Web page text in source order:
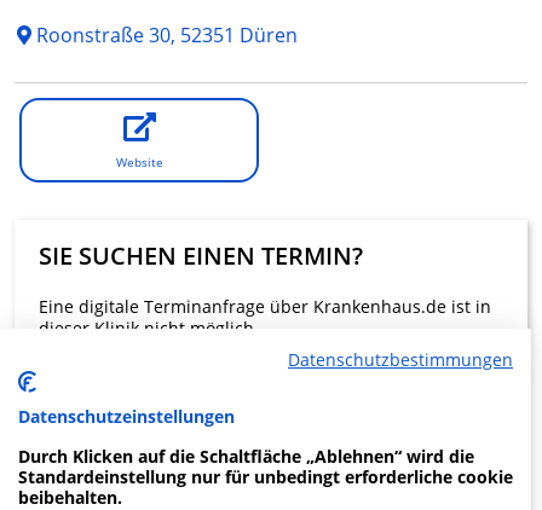
Roonstraße 30, 52351 Düren
Website
SIE SUCHEN EINEN TERMIN?
Eine digitale Terminanfrage über Krankenhaus.de ist in
dieser Klinik nicht möglich.
Beratung und Kontakt
Datenschutzbestimmungen
Datenschutzeinstellungen
Durch Klicken auf die Schaltfläche „Ablehnen“ wird die
Standardeinstellung nur für unbedingt erforderliche cookie
beibehalten.